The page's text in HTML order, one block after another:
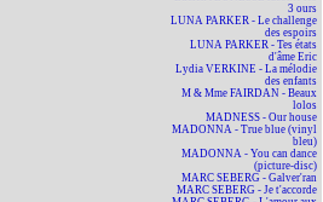
3 ours
LUNA PARKER - Le challenge
des espoirs
LUNA PARKER - Tes états
d'âme Eric
Lydia VERKINE - La mélodie
des enfants
M & Mme FAIRDAN - Beaux
lolos
MADNESS - Our house
MADONNA - True blue (vinyl
bleu)
MADONNA - You can dance
(picture-disc)
MARC SEBERG - Galver'ran
MARC SEBERG - Je t'accorde